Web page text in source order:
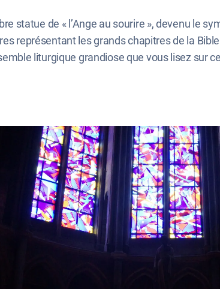
statue de « l’Ange au sourire », devenu le
représentant les grands chapitres de la
liturgique grandiose que vous lisez sur